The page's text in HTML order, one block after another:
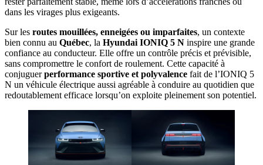
dans les virages plus exigeants.
Sur les routes mouillées, enneigées ou imparfaites, un contexte
bien connu au Québec, la Hyundai IONIQ 5 N inspire une grande
confiance au conducteur. Elle offre un contrôle précis et prévisible,
sans compromettre le confort de roulement. Cette capacité à
conjuguerperformance sportive et polyvalence fait de l’IONIQ 5
N un véhicule électrique aussi agréable à conduire au quotidien que
redoutablement efficace lorsqu’on exploite pleinement son potentiel.